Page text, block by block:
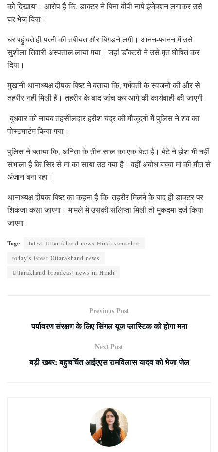
को दिखाया। आरोप है कि, डाक्टर ने बिना बीपी नापे इंजेक्शन लगाकर उसे
घर भेज दिया।
घर पहुंचते ही पत्नी की तबीयत और बिगडऩे लगी। आनन-फानन में उसे
सुशीला तिवारी अस्पताल लाया गया। जहां डॉक्टरों ने उसे मृत घोषित कर
दिया।
मुखानी थानाध्यक्ष दीपक बिष्ट ने बताया कि, गर्भवती के स्वजनों की और से
तहरीर नहीं मिली है। तहरीर के बाद जांच कर आगे की कार्यवाही की जाएगी।
बुधवार को नायब तहसीलदार हरीश चंद्र की मौजूदगी में पुलिस ने शव का
पोस्टमार्टम किया गया।
पुलिस ने बताया कि, अनिता के तीन साल का एक बेटा है। बेटे ने होश भी नहीं
संभाला है कि सिर से मां का साया उठ गया है। वहीं अबोध बच्चा मां की मौत से
अंजान बना रहा।
थानाध्यक्ष दीपक बिष्ट का कहना है कि, तहरीर मिलने के बाद ही डाक्टर पर
शिकंजा कसा जाएगा। मामले में उसकी संलिप्ता मिली तो मुकदमा दर्ज किया
जाएगा।
Tags:
latest Uttarakhand news Hindi samachar
today's latest Uttarakhand news
Uttarakhand broadcast news in Hindi
Previous Post
पर्यावरण संरक्षण के लिए सिंगल यूज प्लास्टिक को होगा मना
Next Post
बड़ी खबर: बहुचर्चित आईएएस रामविलास यादव को भेजा जेल